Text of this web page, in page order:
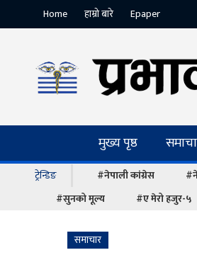
Home हाम्रो बारे Epaper
मुख्य पृष्ठ
ट्रेन्डिङ #नेपाली कांग्रेस
#सुनको मूल्य
#ए मेरो हजुर-५
समाचार